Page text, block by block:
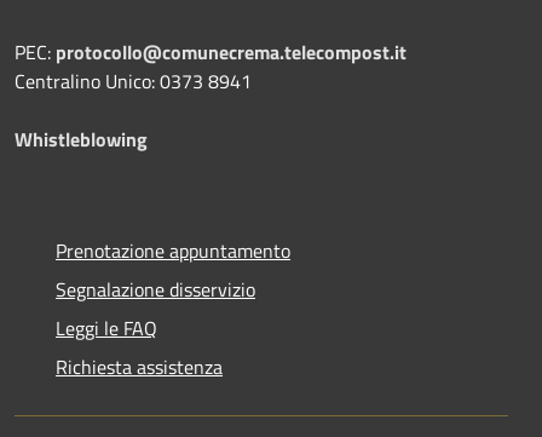
PEC: protocollo@comunecrema.telecompost.it
Centralino Unico: 0373 8941
Whistleblowing
Prenotazione appuntamento
Segnalazione disservizio
Leggi le FAQ
Richiesta assistenza